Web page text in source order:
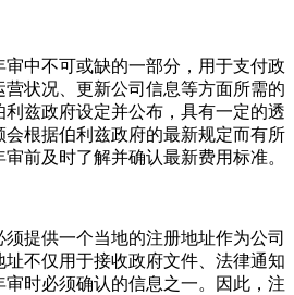
中不可或缺的一部分，用于支付政
营状况、更新公司信息等方面所需的
利兹政府设定并公布，具有一定的透
根据伯利兹政府的最新规定而有所
前及时了解并确认最新费用标准。
提供一个当地的注册地址作为公司
不仅用于接收政府文件、法律通知
时必须确认的信息之一。因此，注